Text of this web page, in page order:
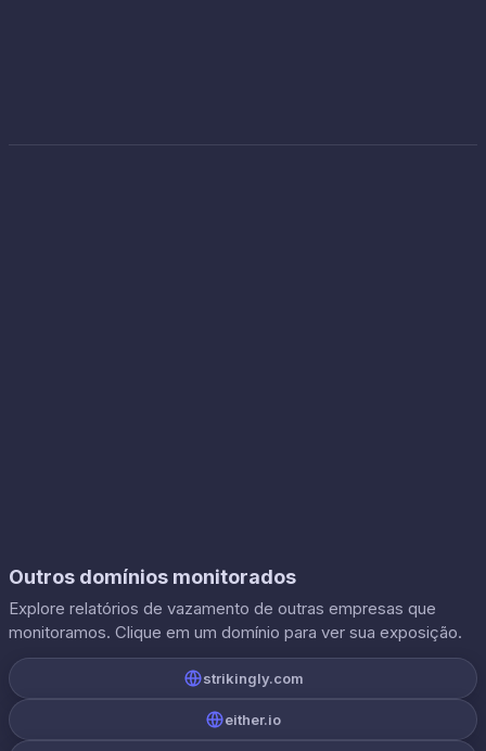
Outros domínios monitorados
Explore relatórios de vazamento de outras empresas que
monitoramos. Clique em um domínio para ver sua exposição.
strikingly.com
either.io